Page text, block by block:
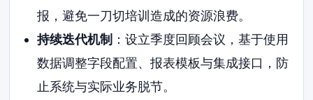
报，避免一刀切培训造成的资源浪费。
持续迭代机制 ：设立季度回顾会议，基于使用
数据调整字段配置、报表模板与集成接口，防
止系统与实际业务脱节。